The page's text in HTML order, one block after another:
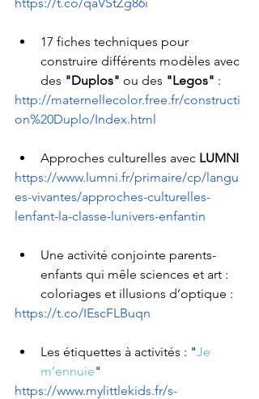
17 fiches techniques pour
construire différents modèles avec
des "Duplos" ou des "Legos" :
http://maternellecolor.free.fr/constructi
on%20Duplo/Index.html
Approches culturelles avec LUMNI
https://www.lumni.fr/primaire/cp/langu
es-vivantes/approches-culturelles-
lenfant-la-classe-lunivers-enfantin
Une activité conjointe parents-
enfants qui mêle sciences et art :
coloriages et illusions d’optique :
https://t.co/IEscFLBuqn
Les étiquettes à activités : "Je
m’ennuie"
https://www.mylittlekids.fr/s-